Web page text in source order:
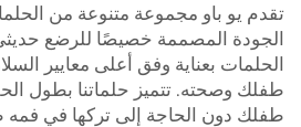
تقدم يو باو مجموعة متنوعة من
الجودة المصممة خصيصًا للرضع
الحلمات بعناية وفق أعلى معايير
طفلك وصحته. تتميز حلماتنا بطول
طفلك دون الحاجة إلى تركها في فمه